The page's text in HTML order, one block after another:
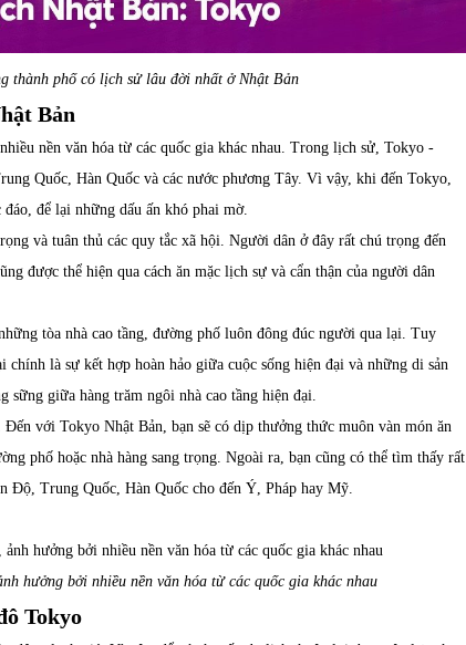
thành phố có lịch sử lâu đời nhất ở Nhật Bản
Bản
nền văn hóa từ các quốc gia khác nhau. Trong lịch sử, Tokyo -
Quốc, Hàn Quốc và các nước phương Tây. Vì vậy, khi đến Tokyo,
để lại những dấu ấn khó phai mờ.
và tuân thủ các quy tắc xã hội. Người dân ở đây rất chú trọng đến
được thể hiện qua cách ăn mặc lịch sự và cẩn thận của người dân
tòa nhà cao tầng, đường phố luôn đông đúc người qua lại. Tuy
là sự kết hợp hoàn hảo giữa cuộc sống hiện đại và những di sản
giữa hàng trăm ngôi nhà cao tầng hiện đại.
với Tokyo Nhật Bản, bạn sẽ có dịp thưởng thức muôn vàn món ăn
phố hoặc nhà hàng sang trọng. Ngoài ra, bạn cũng có thể tìm thấy rất
Trung Quốc, Hàn Quốc cho đến Ý, Pháp hay Mỹ.
hưởng bởi nhiều nền văn hóa từ các quốc gia khác nhau
Tokyo